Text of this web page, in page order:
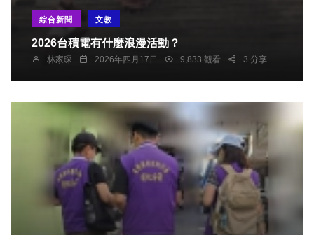
綜合新聞 文教
2026台積電有什麼浪漫活動？
林家琛 2026年四月17日 9,833 觀看 3 分享